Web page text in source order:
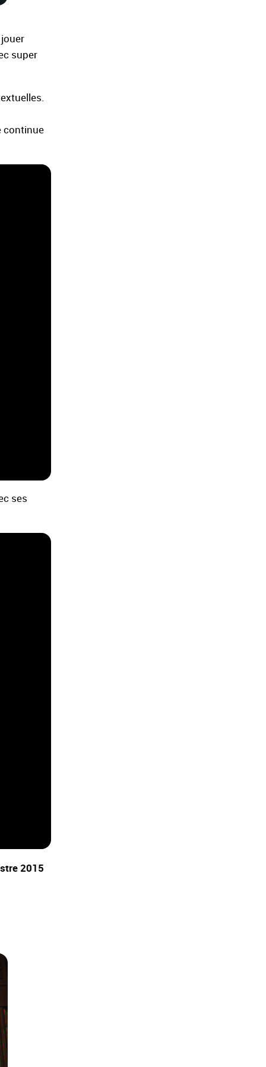
super
continue
ses
2015